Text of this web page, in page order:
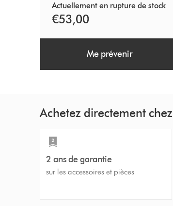
Actuellement en rupture de stock
€53,00
Me prévenir
Achetez directement
2 ans de garantie
sur les accessoires et pièces